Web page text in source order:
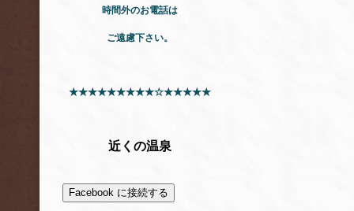
時間外のお電話は
ご遠慮下さい。
★★★★★★★★★☆★★★★★
近くの温泉
Facebook に接続する